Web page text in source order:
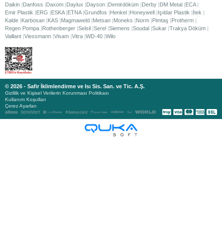
Daikin Danfoss Daxom Daylux Dayson Demirdöküm Derby DM Metal ECA
Emir Plastik
ERG ESKA ETNA Grundfos Henkel Honeywell Işıldar Plastik
İtek
Kalde Karbosan KAS Magmaweld Metsan Moneks Norm Pimtaş
Protherm
Regen Pompa Rothenberger Selsil Serel Siemens Soudal Sukar Trakya Döküm
Vaillant Viessmann Visam Vitra WD-40 Wilo
© 2026 - Safir İklimlendirme ve Isı Sis. San. ve Tic. A.Ş.
Gizlilik ve Kişisel Verilerin Korunması Politikası
Kullanım Koşulları
Çerez Ayarları